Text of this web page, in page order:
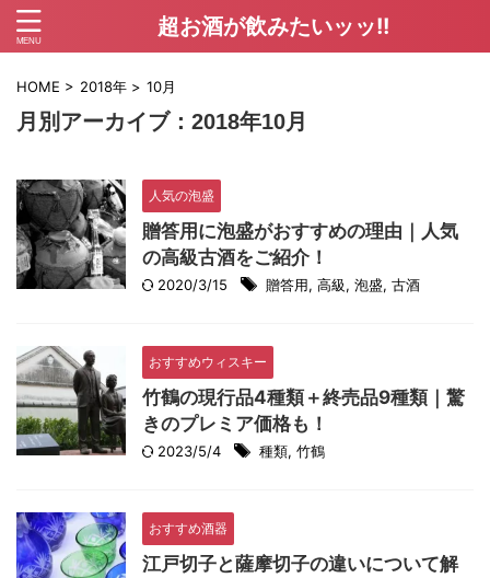
超お酒が飲みたいッッ!!
HOME > 2018年 > 10月
月別アーカイブ：2018年10月
人気の泡盛
贈答用に泡盛がおすすめの理由｜人気
の高級古酒をご紹介！
2020/3/15 贈答用, 高級, 泡盛, 古酒
おすすめウィスキー
竹鶴の現行品4種類＋終売品9種類｜驚
きのプレミア価格も！
2023/5/4 種類, 竹鶴
おすすめ酒器
江戸切子と薩摩切子の違いについて解